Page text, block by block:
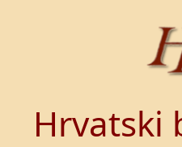
Hrvatski